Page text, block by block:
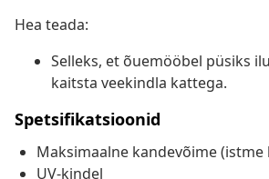
Hea teada:
Selleks, et õuemööbel püsiks
kaitsta veekindla kattega.
Spetsifikatsioonid
Maksimaalne kandevõime (istme
UV-kindel